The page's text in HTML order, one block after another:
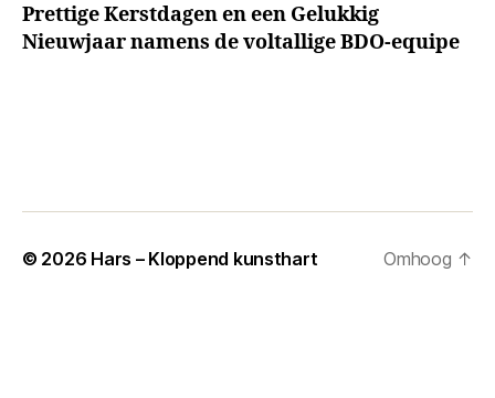
Prettige Kerstdagen en een Gelukkig
Nieuwjaar namens de voltallige BDO-equipe
© 2026 Hars – Kloppend kunsthart Omhoog ↑